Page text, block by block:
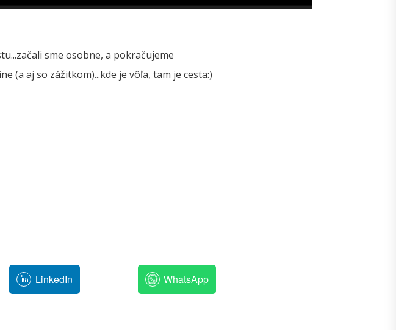
sme osobne, a pokračujeme
(a aj so zážitkom)...kde je vôľa, tam je cesta:)
LinkedIn WhatsApp